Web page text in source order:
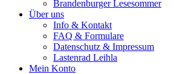
Brandenburger Lesesommer
Über uns
Info & Kontakt
FAQ & Formulare
Datenschutz & Impressum
Lastenrad Leihla
Mein Konto